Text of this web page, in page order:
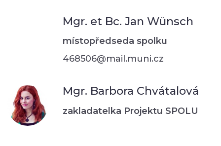
Mgr. et Bc. Jan Wünsch
místopředseda spolku
468506@mail.muni.cz
Mgr. Barbora Chvátalová
zakladatelka Projektu SPOLU